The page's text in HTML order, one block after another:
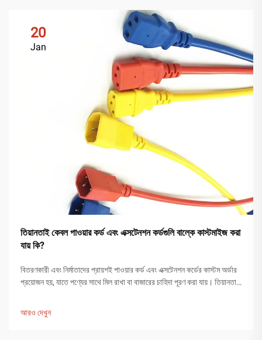
20
Jan
তিয়ানতাই কেবল পাওয়ার কর্ড এবং এক্সটেনশন কর্ডগুলি বাল্কে কাস্টমাইজ করা
যায় কি?
বিতরণকারী এবং নির্মাতাদের প্রায়শই পাওয়ার কর্ড এবং এক্সটেনশন কর্ডের কাস্টম অর্ডার
প্রয়োজন হয়, যাতে পণ্যের সাথে মিল রাখা বা বাজারের চাহিদা পূরণ করা যায়। তিয়ানতাই
আরও দেখুন